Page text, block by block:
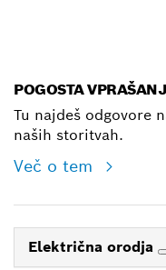
POGOSTA
Tu najdeš odgovore
naših storitvah.
Več o tem
Električna orodja